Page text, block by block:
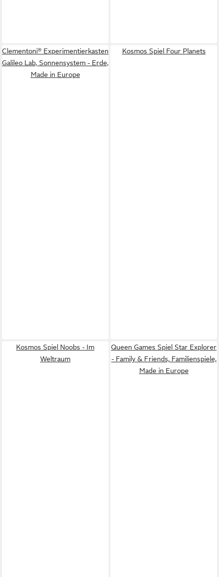
Clementoni® Experimentierkasten
Galileo Lab, Sonnensystem - Erde,
Made in Europe
Kosmos Spiel Four Planets
Kosmos Spiel Noobs - Im
Weltraum
Queen Games Spiel Star Explorer
- Family & Friends, Familienspiele,
Made in Europe